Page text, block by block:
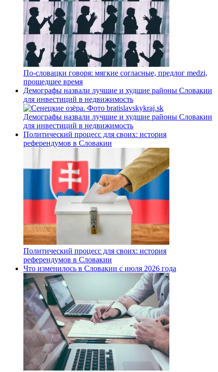
По-словацки говоря: мягкие согласные, предлог medzi,
прошедшее время
Демографы назвали лучшие и худшие районы Словакии
для инвестиций в недвижимость
Демографы назвали лучшие и худшие районы Словакии
для инвестиций в недвижимость
Политический процесс для своих: история
референдумов в Словакии
Политический процесс для своих: история
референдумов в Словакии
Что изменилось в Словакии с июля 2026 года